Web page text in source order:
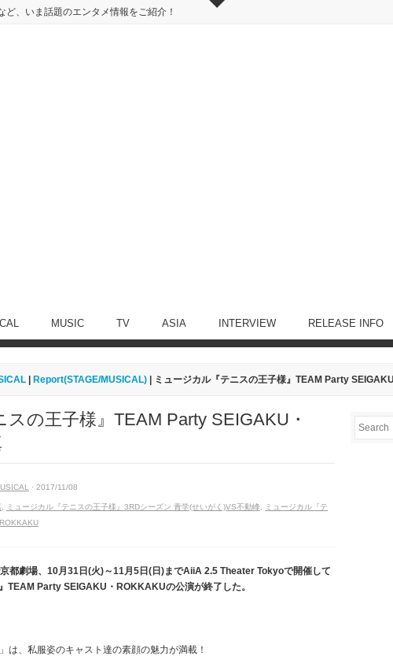
、いま話題のエンタメ情報をご紹介！
MUSIC TV ASIA INTERVIEW RELEASE INFO
Report(STAGE/MUSICAL) | ミュージカル『テニスの王子様』TEAM Party
の王子様』TEAM Party SEIGAKU・
· 2017/11/08
ミュージカル『テニスの王子様』3RDシーズン 青学(せいがく)VS不動峰
ミュージカル『テ
都劇場、10月31日(火)～11月5日(日)までAiiA 2.5 Theater Tokyoで開催して
TEAM Party SEIGAKU・ROKKAKUの公演が終了した。
は、私服姿のキャスト達の素顔の魅力が満載！